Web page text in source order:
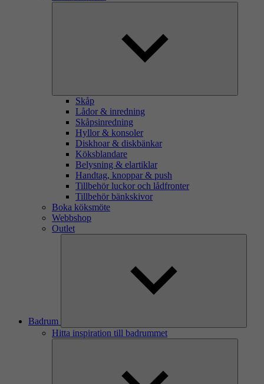
Skåp
Lådor & inredning
Skåpsinredning
Hyllor & konsoler
Diskhoar & diskbänkar
Köksblandare
Belysning & elartiklar
Handtag, knoppar & push
Tillbehör luckor och lådfronter
Tillbehör bänkskivor
Boka köksmöte
Webbshop
Outlet
Badrum
Hitta inspiration till badrummet